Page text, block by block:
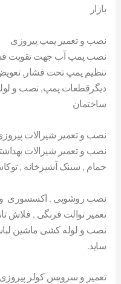
بازار
نصب و تعمیر پمپ پیروزی
نصب پمپ آب جهت تقویت
تنظیم پمپ تحت فشار,
دیگرقطعات پمپ, نصب و
ساختمان
نصب و تعمیر شیرالات
نصب و تعمیر شیرالات
حمام , سینک آشپزخانه ,
نصب روشویی , اکسسوری و
تعمیر توالت فرنگی , فلاش
نصب و لوله کشی ماشین
ساید.
تعمیر و سرویس کولر پیروزی